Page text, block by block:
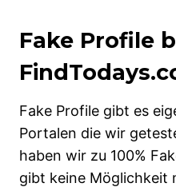
Fake Profile
Fake Profile gibt es
Portalen die wir
haben wir zu 100%
gibt keine Möglichkeit